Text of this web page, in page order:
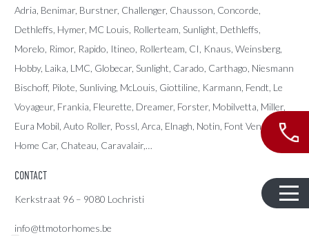
Adria , Benimar, Burstner, Challenger, Chausson, Concorde,
Dethleffs Hymer, MC Louis , Rollerteam, Sunlight, Dethleffs,
Morelo, Rimor, Rapido, Itineo, Rollerteam, CI, Knaus, Weinsberg,
Hobby, Laika, LMC, Globecar, Sunlight, Carado, Carthago, Niesmann
Bischoff, Pilote, Sunliving, McLouis, Giottiline, Karmann, Fendt, Le
Voyageur, Frankia, Fleurette, Dreamer, Forster, Mobilvetta, Miller,
Eura Mobil, Auto Roller, Possl, Arca, Elnagh, Notin, Font Vendome,
Home Car, Chateau, Caravalair,…
CONTACT
Kerkstraat 96 – 9080 Lochristi
info@ttmotorhomes.be